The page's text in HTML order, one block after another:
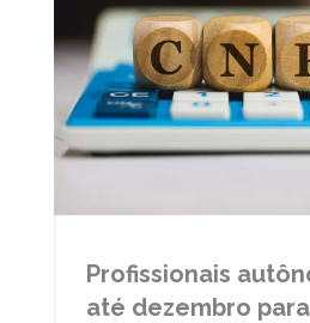
Profissionais
até dezembro